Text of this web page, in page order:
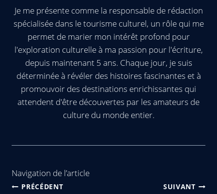
Je me présente comme la responsable de rédaction
spécialisée dans le tourisme culturel, un rôle qui me
permet de marier mon intérêt profond pour
l'exploration culturelle à ma passion pour l'écriture,
depuis maintenant 5 ans. Chaque jour, je suis
déterminée à révéler des histoires fascinantes et à
promouvoir des destinations enrichissantes qui
attendent d'être découvertes par les amateurs de
culture du monde entier.
Navigation de l’article
PRÉCÉDENT SUIVANT